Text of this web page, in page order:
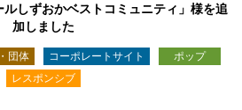
しずおかベストコミュニティ」様を追
加しました
団体 コーポレートサイト
ポップ
レスポンシブ